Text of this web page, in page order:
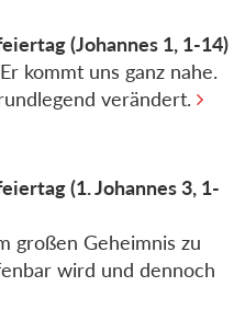
(Johannes 1, 1-14)
kommt uns ganz nahe.
verändert.
(1. Johannes 3, 1-
großen Geheimnis zu
wird und dennoch